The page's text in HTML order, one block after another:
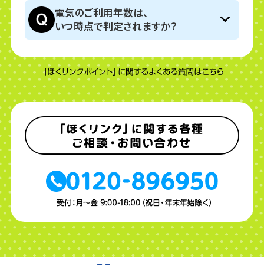
電気のご利用年数は、
いつ時点で判定されますか？